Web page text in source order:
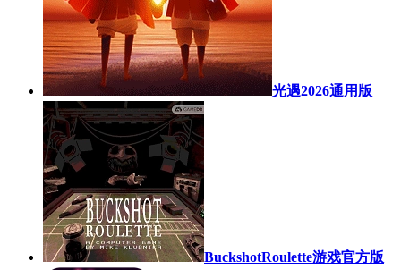
光遇2026通用版
BuckshotRoulette游戏官方版